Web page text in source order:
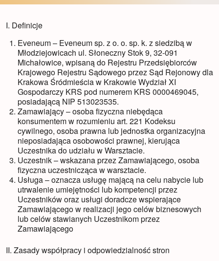
I. Definicje
Eveneum – Eveneum sp. z o. o. sp. k. z siedzibą w
Młodziejowicach ul. Słoneczny Stok 9, 32-091
Michałowice, wpisaną do Rejestru Przedsiębiorców
Krajowego Rejestru Sądowego przez Sąd Rejonowy dla
Krakowa Śródmieścia w Krakowie Wydział XI
Gospodarczy KRS pod numerem KRS 0000469045,
posiadającą NIP 513023535.
Zamawiający – osoba fizyczna niebędąca
konsumentem w rozumieniu art. 221 Kodeksu
cywilnego, osoba prawna lub jednostka organizacyjna
nieposiadająca osobowości prawnej, kierująca
Uczestnika do udziału w Warsztacie.
Uczestnik – wskazana przez Zamawiającego, osoba
fizyczna uczestnicząca w warsztacie.
Usługa – oznacza usługę mającą na celu nabycie lub
utrwalenie umiejętności lub kompetencji przez
Uczestników oraz usługi doradcze wspierające
Zamawiającego w realizacji jego celów biznesowych
lub celów stawianych Uczestnikom przez
Zamawiającego
II. Zasady współpracy i odpowiedzialność stron